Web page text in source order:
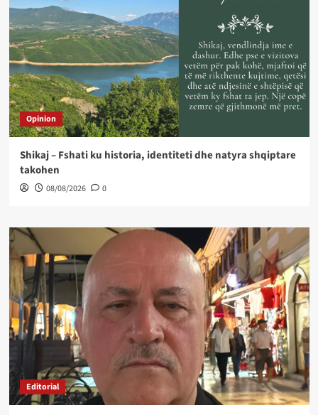
Opinion
Shikaj – Fshati ku historia, identiteti dhe natyra shqiptare
takohen
08/08/2026 0
Editorial